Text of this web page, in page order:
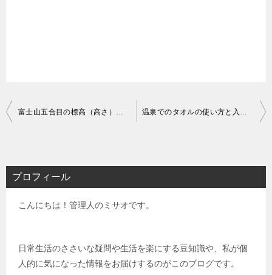
投
ビ
ゲ
富士山五合目の標高（高さ）と気温｜高山病の危険性は？ 温泉でのタオルの使い方と入り方※恥をかかない10大マナー
プロフィール
こんにちは！管理人のミサオです。
日常生活のささいな疑問や生活を楽にする豆知識や、私が個
人的に気になった情報をお届けするのがこのブログです。